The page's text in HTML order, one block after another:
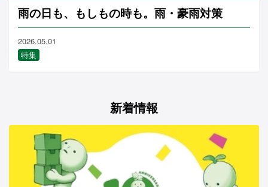
雨の日も、もしもの時も。雨・豪雨対策
2026.05.01
特集
新着情報